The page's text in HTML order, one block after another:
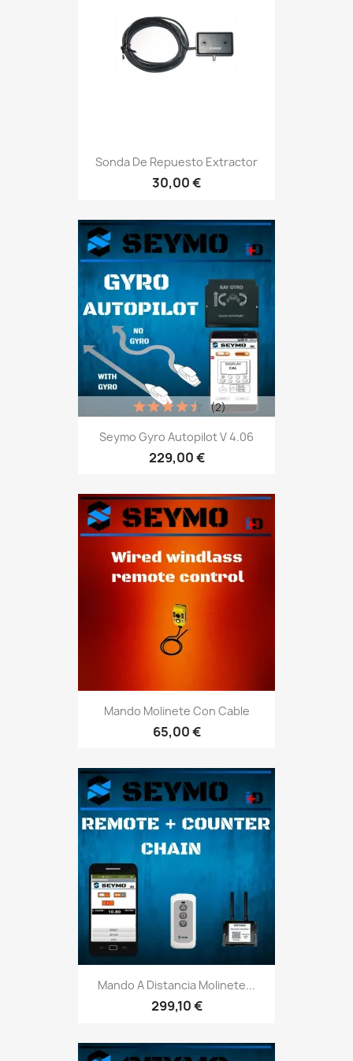
Sonda De Repuesto Extractor
30,00 €
Seymo Gyro Autopilot V 4.06
229,00 €
(2)
Mando Molinete Con Cable
65,00 €
Mando A Distancia Molinete...
299,10 €